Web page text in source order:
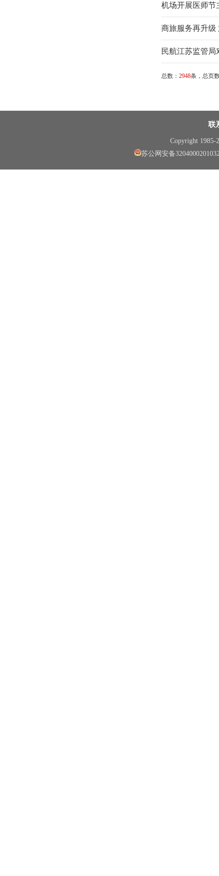
机场开展医师节
商旅服务再升级
民航江苏监管
总数： 2948条，总页
联
Copyright 1985-
苏公网安备